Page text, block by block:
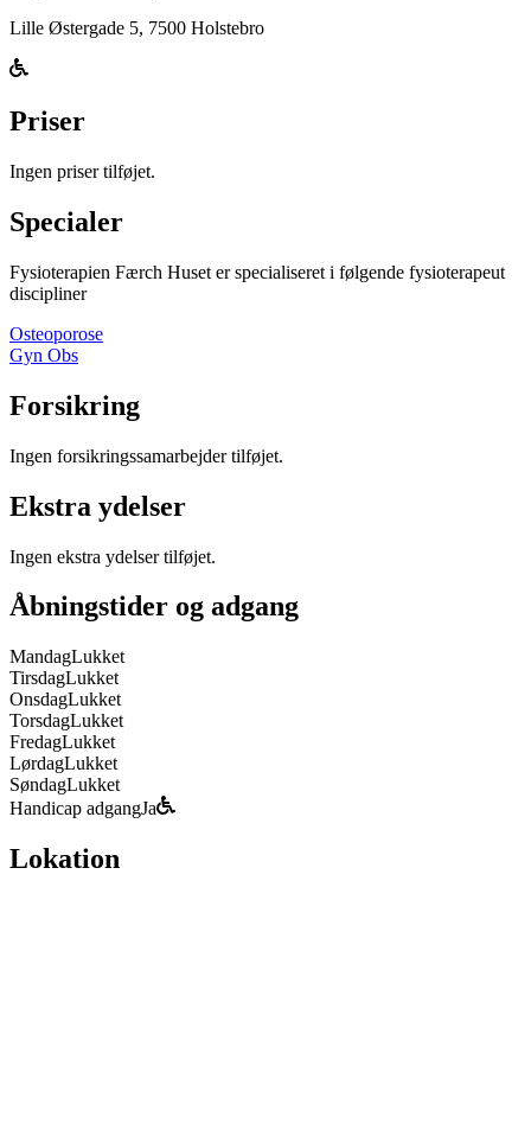
Lille Østergade 5, 7500 Holstebro
Priser
Ingen priser tilføjet.
Specialer
Fysioterapien Færch Huset er specialiseret i følgende fysioterapeut
discipliner
Osteoporose
Gyn Obs
Forsikring
Ingen forsikringssamarbejder tilføjet.
Ekstra ydelser
Ingen ekstra ydelser tilføjet.
Åbningstider og adgang
MandagLukket
TirsdagLukket
OnsdagLukket
TorsdagLukket
FredagLukket
LørdagLukket
SøndagLukket
Handicap adgangJa
Lokation